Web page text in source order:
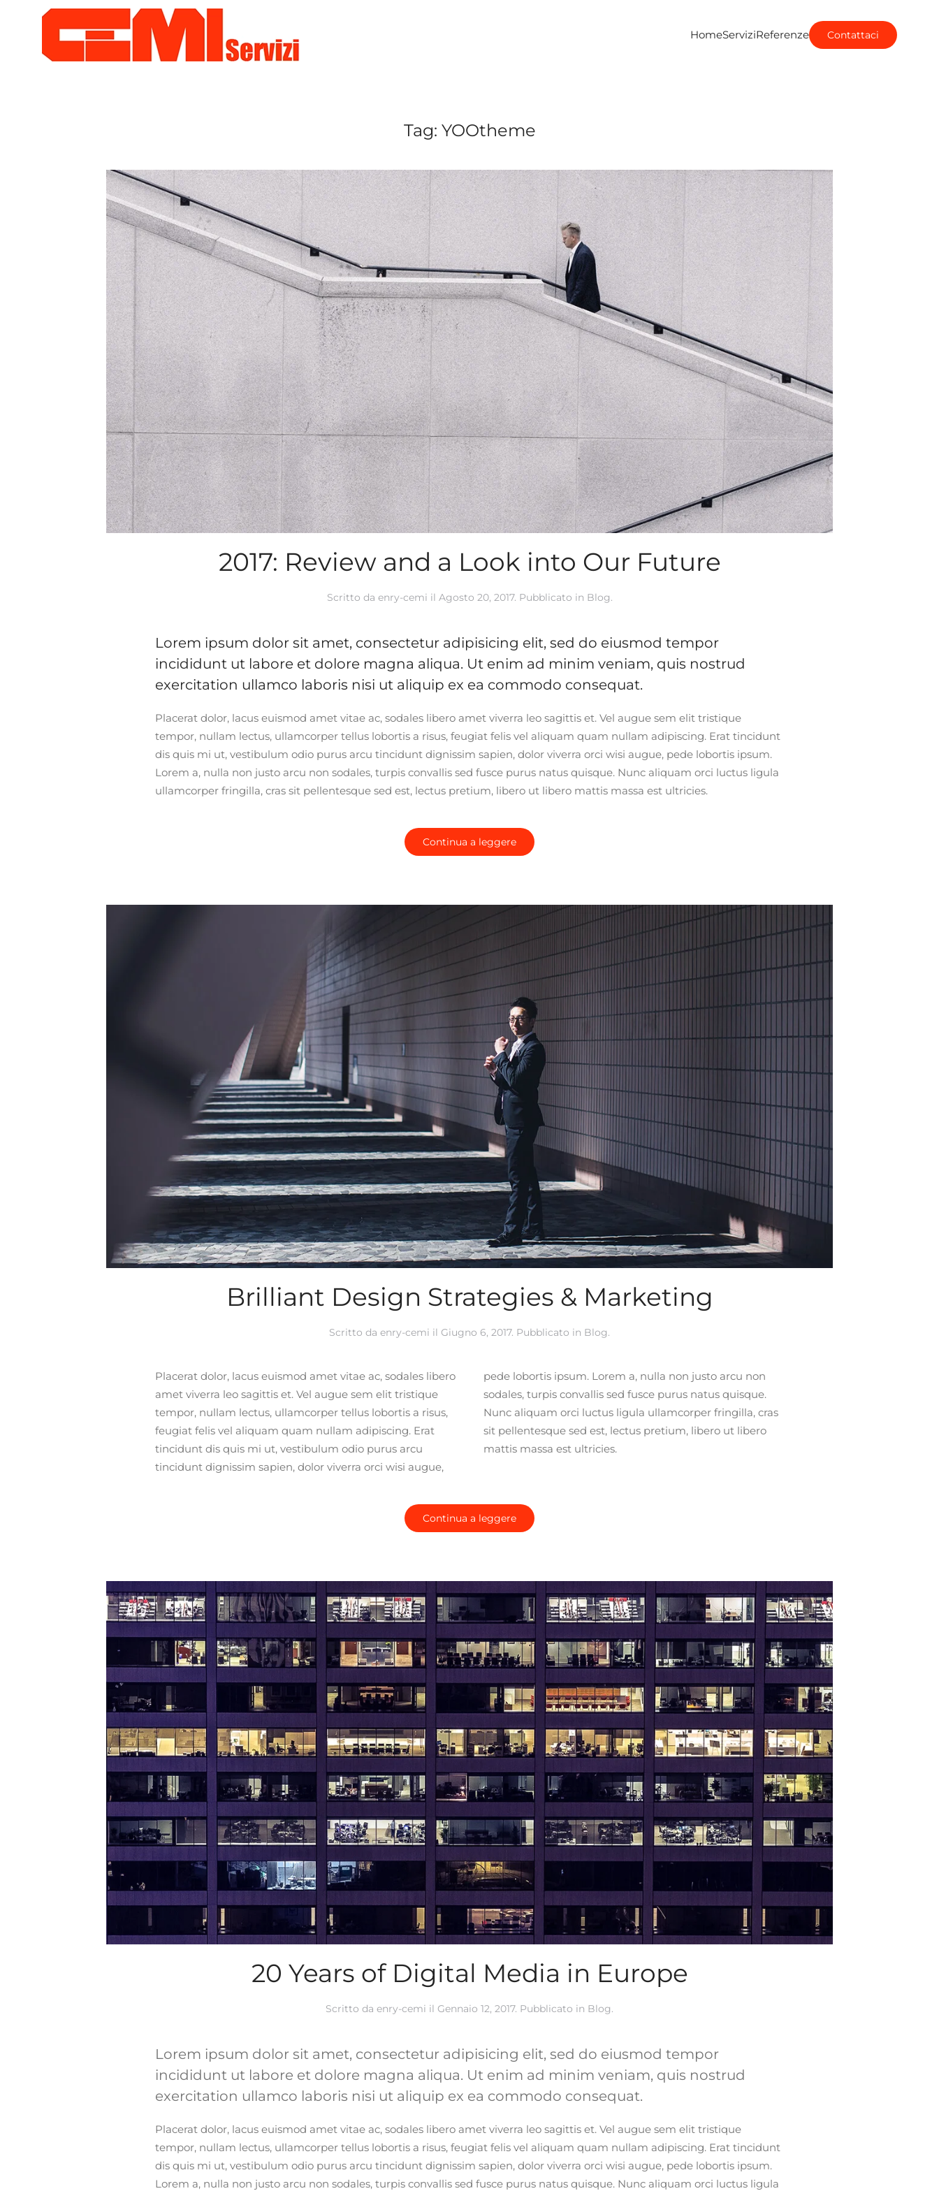
Skip to main content HomeServiziReferenze Contattaci
Tag: YOOtheme
2017: Review and a Look into Our Future
Scritto da enry-cemi il Agosto 20, 2017. Pubblicato in Blog.
Lorem ipsum dolor sit amet, consectetur adipisicing elit, sed do eiusmod tempor
incididunt ut labore et dolore magna aliqua. Ut enim ad minim veniam, quis nostrud
exercitation ullamco laboris nisi ut aliquip ex ea commodo consequat.
Placerat dolor, lacus euismod amet vitae ac, sodales libero amet viverra leo sagittis et. Vel augue sem elit tristique
tempor, nullam lectus, ullamcorper tellus lobortis a risus, feugiat felis vel aliquam quam nullam adipiscing. Erat tincidunt
dis quis mi ut, vestibulum odio purus arcu tincidunt dignissim sapien, dolor viverra orci wisi augue, pede lobortis ipsum.
Lorem a, nulla non justo arcu non sodales, turpis convallis sed fusce purus natus quisque. Nunc aliquam orci luctus ligula
ullamcorper fringilla, cras sit pellentesque sed est, lectus pretium, libero ut libero mattis massa est ultricies.
Continua a leggere
Brilliant Design Strategies & Marketing
Scritto da enry-cemi il Giugno 6, 2017. Pubblicato in Blog.
Placerat dolor, lacus euismod amet vitae ac, sodales libero
amet viverra leo sagittis et. Vel augue sem elit tristique
tempor, nullam lectus, ullamcorper tellus lobortis a risus,
feugiat felis vel aliquam quam nullam adipiscing. Erat
tincidunt dis quis mi ut, vestibulum odio purus arcu
tincidunt dignissim sapien, dolor viverra orci wisi augue,
pede lobortis ipsum. Lorem a, nulla non justo arcu non
sodales, turpis convallis sed fusce purus natus quisque.
Nunc aliquam orci luctus ligula ullamcorper fringilla, cras
sit pellentesque sed est, lectus pretium, libero ut libero
mattis massa est ultricies.
Continua a leggere
20 Years of Digital Media in Europe
Scritto da enry-cemi il Gennaio 12, 2017. Pubblicato in Blog.
Lorem ipsum dolor sit amet, consectetur adipisicing elit, sed do eiusmod tempor
incididunt ut labore et dolore magna aliqua. Ut enim ad minim veniam, quis nostrud
exercitation ullamco laboris nisi ut aliquip ex ea commodo consequat.
Placerat dolor, lacus euismod amet vitae ac, sodales libero amet viverra leo sagittis et. Vel augue sem elit tristique
tempor, nullam lectus, ullamcorper tellus lobortis a risus, feugiat felis vel aliquam quam nullam adipiscing. Erat tincidunt
dis quis mi ut, vestibulum odio purus arcu tincidunt dignissim sapien, dolor viverra orci wisi augue, pede lobortis ipsum.
Lorem a, nulla non justo arcu non sodales, turpis convallis sed fusce purus natus quisque. Nunc aliquam orci luctus ligula